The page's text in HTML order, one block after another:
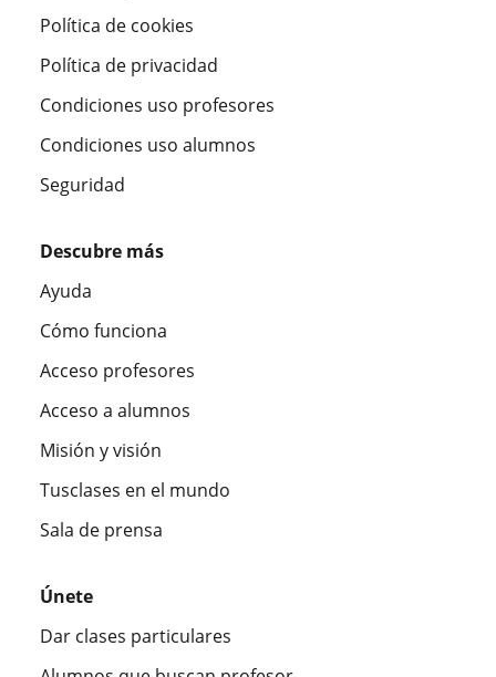
Política de cookies
Política de privacidad
Condiciones uso profesores
Condiciones uso alumnos
Seguridad
Descubre más
Ayuda
Cómo funciona
Acceso profesores
Acceso a alumnos
Misión y visión
Tusclases en el mundo
Sala de prensa
Únete
Dar clases particulares